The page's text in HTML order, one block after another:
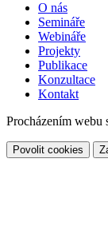
O nás
Semináře
Webináře
Projekty
Publikace
Konzultace
Kontakt
Procházením webu
Povolit cookies